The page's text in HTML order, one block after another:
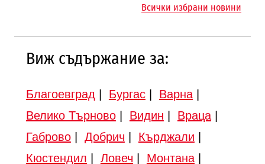
Всички избрани новини
Виж съдържание за:
Благоевград Бургас| Варна|
Велико Търново| Видин Враца|
Габрово| Добрич Кърджали
Кюстендил
Ловеч Монтана|